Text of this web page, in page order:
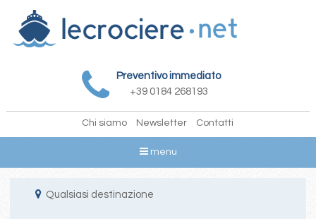
Preventivo immediato
+39 0184 268193
Chi siamo Newsletter Contatti
menu
Qualsiasi destinazione